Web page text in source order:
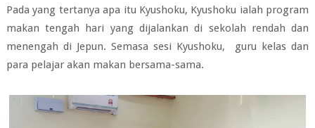
Pada yang tertanya apa itu Kyushoku, Kyushoku ialah program
makan tengah hari yang dijalankan di sekolah rendah dan
menengah di Jepun. Semasa sesi Kyushoku, guru kelas dan
para pelajar akan makan bersama-sama.